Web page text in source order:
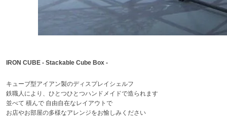
IRON CUBE - Stackable Cube Box -
キューブ型アイアン製のディスプレイシェルフ
鉄職人により、ひとつひとつハンドメイドで造られます
並べて 積んで 自由自在なレイアウトで
お店やお部屋の多様なアレンジをお愉しみください